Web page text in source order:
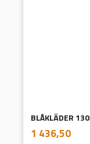
BLÅKLÄDER
Pris
1 436,50mva.